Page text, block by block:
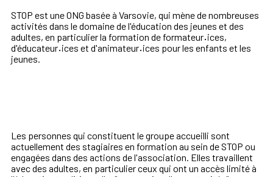
STOP est une ONG basée à Varsovie, qui mène de nombreuses
activités dans le domaine de l'éducation des jeunes et des
adultes, en particulier la formation de formateur·ices,
d'éducateur·ices et d'animateur·ices pour les enfants et les
jeunes.
Les personnes qui constituent le groupe accueilli sont
actuellement des stagiaires en formation au sein de STOP ou
engagées dans des actions de l'association. Elles travaillent
avec des adultes, en particulier ceux qui ont un accès limité à